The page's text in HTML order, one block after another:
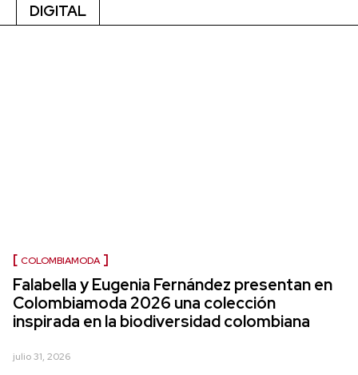
DIGITAL
COLOMBIAMODA
Falabella y Eugenia Fernández presentan en
Colombiamoda 2026 una colección
inspirada en la biodiversidad colombiana
julio 31, 2026